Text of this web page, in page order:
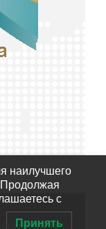
наилучшего
Продолжая
с
Принять